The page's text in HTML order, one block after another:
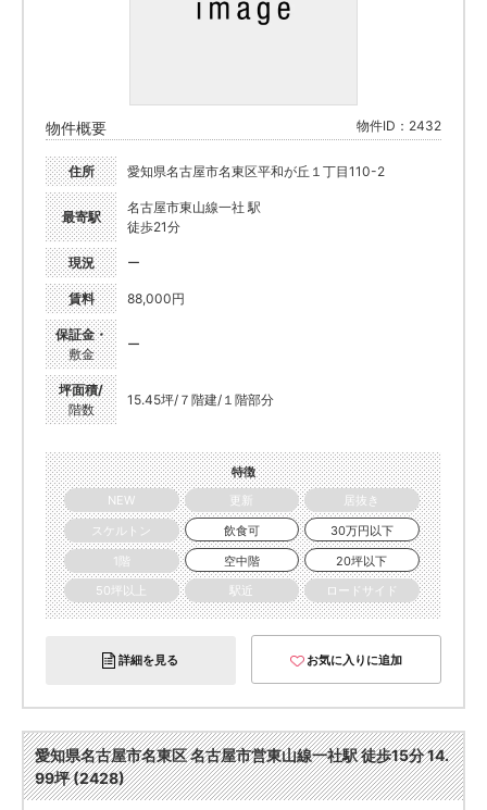
物件概要 物件ID：2432
住所 愛知県名古屋市名東区平和が丘１丁目110-2
最寄駅
名古屋市東山線一社 駅
徒歩21分
現況 ー
賃料 88,000円
保証金・
敷金
ー
坪面積/
階数
15.45坪/７階建/１階部分
特徴
NEW
更新
居抜き
スケルトン
飲食可
30万円以下
1階
空中階
20坪以下
50坪以上
駅近 ロードサイド
詳細を見る お気に入りに追加
愛知県名古屋市名東区 名古屋市営東山線一社駅 徒歩15分 14.
99坪 (2428)